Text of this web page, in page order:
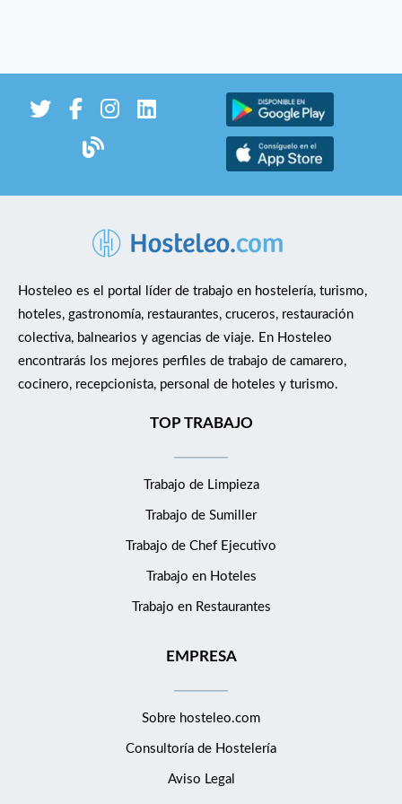
Hosteleo es el portal líder de trabajo en hostelería, turismo,
hoteles, gastronomía, restaurantes, cruceros, restauración
colectiva, balnearios y agencias de viaje. En Hosteleo
encontrarás los mejores perfiles de trabajo de camarero,
cocinero, recepcionista, personal de hoteles y turismo.
TOP TRABAJO
Trabajo de Limpieza
Trabajo de Sumiller
Trabajo de Chef Ejecutivo
Trabajo en Hoteles
Trabajo en Restaurantes
EMPRESA
Sobre hosteleo.com
Consultoría de Hostelería
Aviso Legal